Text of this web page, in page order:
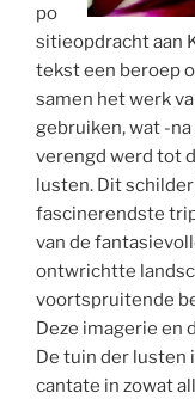
po
sitieopdracht aan
tekst een beroep
samen het werk
gebruiken, wat -
verengd werd tot
lusten. Dit
fascinerendste
van de
ontwrichtte
voortspruitende
Deze imagerie en
De tuin der lusten
cantate in zowat